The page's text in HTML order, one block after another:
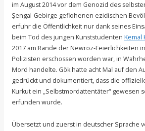
im August 2014 vor dem Genozid des
Şengal-Gebirge geflohenen ezidischen
erfuhr die Öffentlichkeit nur dank seines
beim Tod des jungen Kunststudenten Kemal
2017 am Rande der Newroz-Feierlichkeiten
Polizisten erschossen worden war, in
Mord handelte. Gök hatte acht Mal auf den
gedrückt und dokumentiert, dass die
Kurkut ein „Selbstmordattentäter“ gewesen
erfunden wurde.
Übersetzt und zuerst in deutscher Sprache